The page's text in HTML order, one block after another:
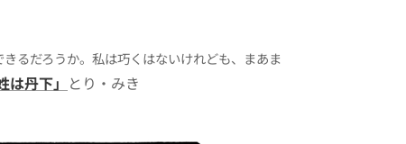
るだろうか。私は巧くはないけれども、まあま
は丹下」 とり・みき